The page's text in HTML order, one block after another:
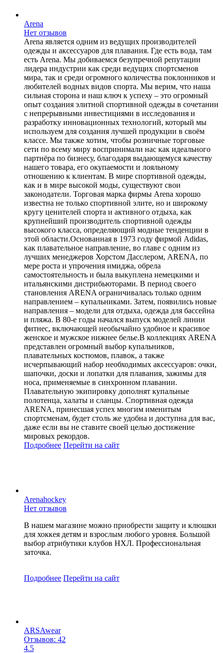
Arena
Нет отзывов
Arena является одним из ведущих производителей
одежды и аксессуаров для плавания. Где есть вода, там
есть Arena. Мы добиваемся безупречной репутации
лидера индустрии как среди ведущих спортсменов
мира, так и среди огромного количества поклонников и
любителей водных видов спорта. Мы верим, что наша
сильная сторона и наш ключ к успеху – это огромный
опыт создания элитной спортивной одежды в сочетании
с непрерывными инвестициями в исследования и
разработку инновационных технологий, который мы
используем для создания лучшей продукции в своём
классе. Мы также хотим, чтобы розничные торговые
сети по всему миру воспринимали нас как идеального
партнёра по бизнесу, благодаря выдающемуся качеству
нашего товара, его окупаемости и лояльному
отношению к клиентам. В мире спортивной одежды,
как и в мире высокой моды, существуют свои
законодатели. Торговая марка фирмы Arena хорошо
известна не только спортивной элите, но и широкому
кругу ценителей спорта и активного отдыха, как
крупнейший производитель спортивной одежды
высокого класса, определяющий модные тенденции в
этой области.Основанная в 1973 году фирмой Adidas,
как плавательное направление, во главе с одним из
лучших менеджеров Хорстом Дасслером, ARENA, по
мере роста и упрочения имиджа, обрела
самостоятельность и была выкуплена немецкими и
итальянскими дистрибьюторами. В период своего
становления ARENA ограничивалась только одним
направлением – купальниками. Затем, появились новые
направления – модели для отдыха, одежда для бассейна
и пляжа. В 80-е годы начался выпуск моделей линии
фитнес, включающей необычайно удобное и красивое
женское и мужское нижнее белье.В коллекциях ARENA
представлен огромный выбор купальников,
плавательных костюмов, плавок, а также
исчерпывающий набор необходимых аксессуаров: очки,
шапочки, доски и лопатки для плавания, зажимы для
носа, применяемые в синхронном плавании.
Плавательную экипировку дополнят купальные
полотенца, халаты и сланцы. Спортивная одежда
ARENA, принесшая успех многим именитым
спортсменам, будет столь же удобна и доступна для вас,
даже если вы не ставите своей целью достижение
мировых рекордов.
Подробнее Перейти на сайт
Arenahockey
Нет отзывов
В нашем магазине можно приобрести защиту и клюшки
для хоккея детям и взрослым любого уровня. Большой
выбор атрибутики клубов НХЛ. Профессиональная
заточка.
Подробнее Перейти на сайт
ARSAwear
Отзывов: 42
4.5